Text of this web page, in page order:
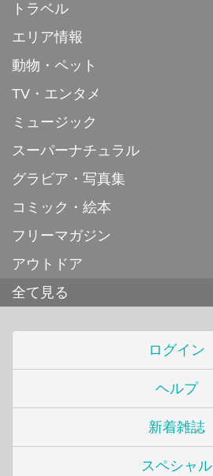
トラベル
エリア情報
動物・ペット
TV・エンタメ
ミュージック
スーパーナチュラル
グラビア・写真集
コミック・絵本
フリーマガジン
アウトドア
全て見る
ログイン
ヘルプ
新着雑誌
スペシャル